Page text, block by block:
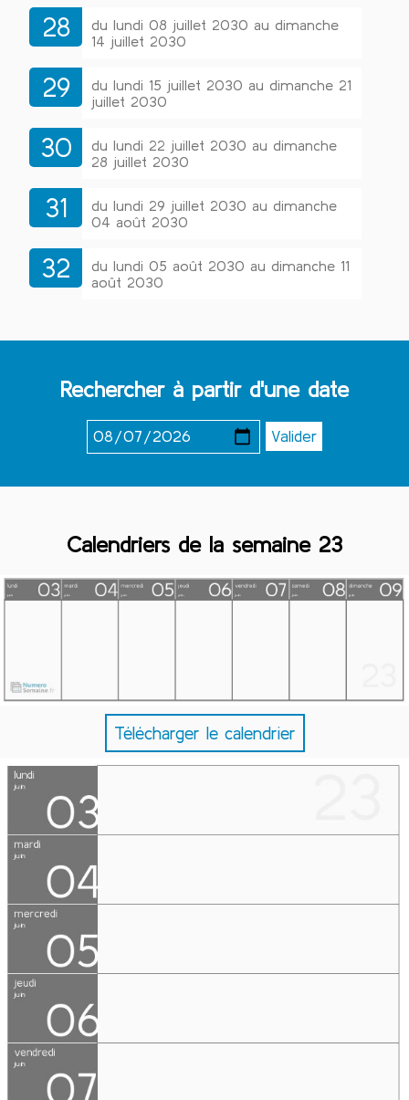
28
du lundi 08 juillet 2030 au dimanche
14 juillet 2030
29
du lundi 15 juillet 2030 au dimanche 21
juillet 2030
30
du lundi 22 juillet 2030 au dimanche
28 juillet 2030
31
du lundi 29 juillet 2030 au dimanche
04 août 2030
32
du lundi 05 août 2030 au dimanche 11
août 2030
Rechercher à partir d'une date
Calendriers de la semaine 23
Télécharger le calendrier